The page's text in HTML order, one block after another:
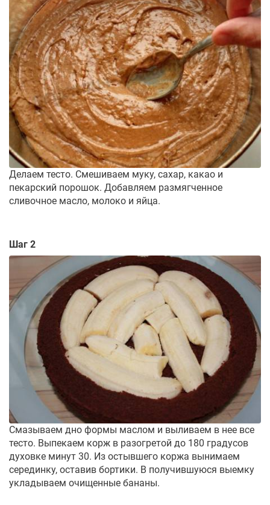
Делаем тесто. Смешиваем муку, сахар, какао и
пекарский порошок. Добавляем размягченное
сливочное масло, молоко и яйца.
Шаг 2
Смазываем дно формы маслом и выливаем в нее все
тесто. Выпекаем корж в разогретой до 180 градусов
духовке минут 30. Из остывшего коржа вынимаем
серединку, оставив бортики. В получившуюся выемку
укладываем очищенные бананы.